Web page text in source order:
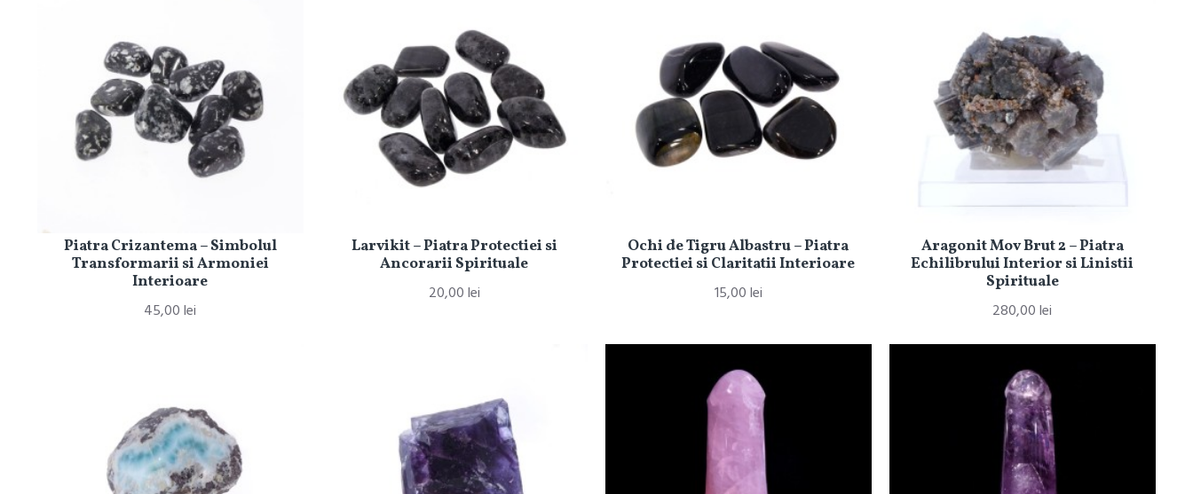
Piatra Crizantema – Simbolul
Transformarii si Armoniei
Interioare
45,00 lei
Larvikit – Piatra Protectiei si
Ancorarii Spirituale
20,00 lei
Ochi de Tigru Albastru – Piatra
Protectiei si Claritatii Interioare
15,00 lei
Aragonit Mov Brut 2 – Piatra
Echilibrului Interior si Linistii
Spirituale
280,00 lei